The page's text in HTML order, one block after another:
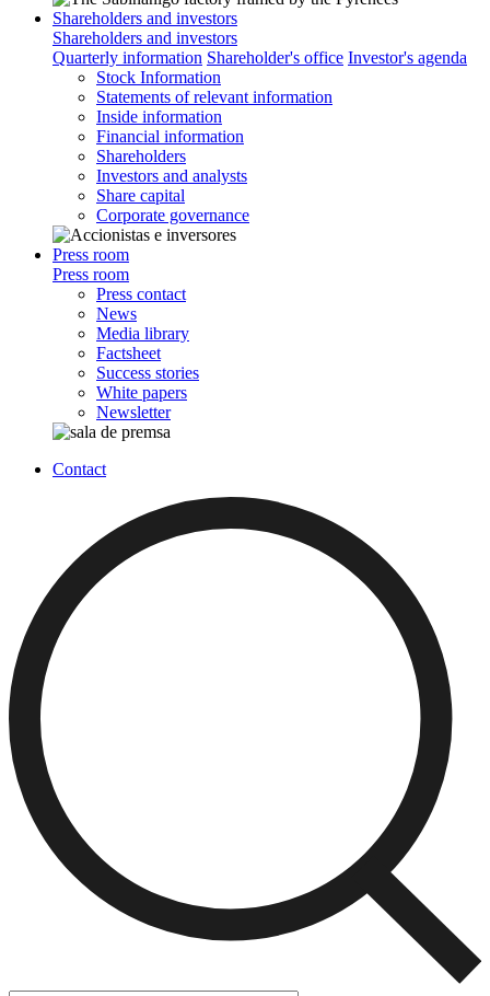
Shareholders and investors
Shareholders and investors
Quarterly information Shareholder's office Investor's agenda
Stock Information
Statements of relevant information
Inside information
Financial information
Shareholders
Investors and analysts
Share capital
Corporate governance
Press room
Press room
Press contact
News
Media library
Factsheet
Success stories
White papers
Newsletter
Contact